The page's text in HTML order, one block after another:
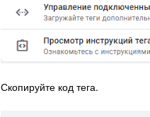
Скопируйте код тега.